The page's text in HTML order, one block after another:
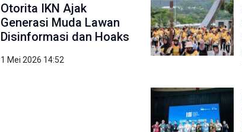
Otorita IKN Ajak
Generasi Muda Lawan
Disinformasi dan Hoaks
1 Mei 2026 14:52